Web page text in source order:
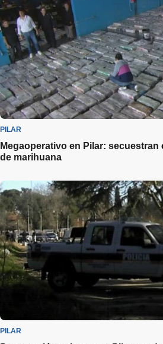
PILAR
Megaoperativo en Pilar:
de marihuana
PILAR